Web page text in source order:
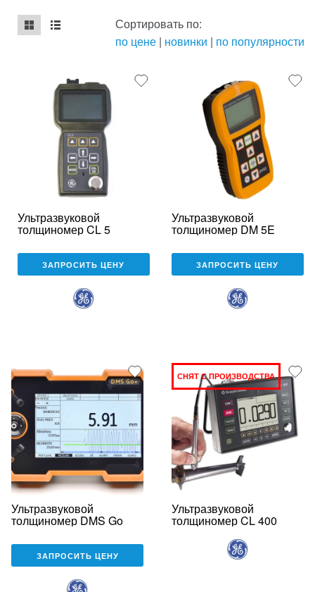
mse2_chunk_default
mse2_chunk_alternate
Сортировать по:
по цене | новинки | по популярности
Ультразвуковой
толщиномер CL 5
ЗАПРОСИТЬ ЦЕНУ
Ультразвуковой
толщиномер DM 5E
ЗАПРОСИТЬ ЦЕНУ
Ультразвуковой
толщиномер DMS Go
ЗАПРОСИТЬ ЦЕНУ
СНЯТ С ПРОИЗВОДСТВА
Ультразвуковой
толщиномер CL 400